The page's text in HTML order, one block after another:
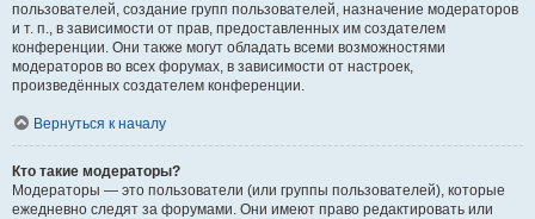
пользователей, создание групп пользователей, назначение модераторов
и т. п., в зависимости от прав, предоставленных им создателем
конференции. Они также могут обладать всеми возможностями
модераторов во всех форумах, в зависимости от настроек,
произведённых создателем конференции.
Вернуться к началу
Кто такие модераторы?
Модераторы — это пользователи (или группы пользователей), которые
ежедневно следят за форумами. Они имеют право редактировать или